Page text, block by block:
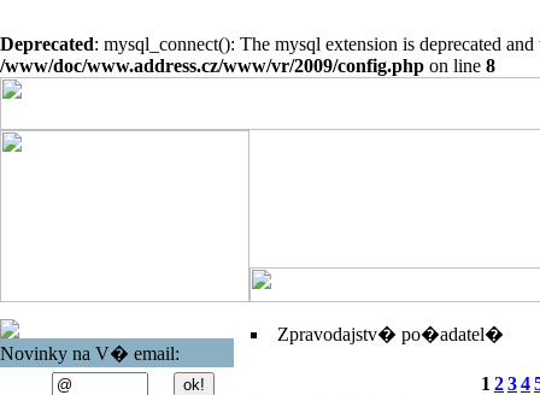
Deprecated: mysql_connect(): The mysql extension is deprecated
/www/doc/www.address.cz/www/vr/2009/config.php on line 8
Novinky na V� email:
Zpravodajstv� po�adatel�
1 234